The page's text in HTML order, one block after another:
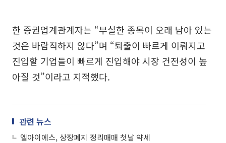
한 증권업계관계자는 “부실한 종목이 오래 남아 있는
것은 바람직하지 않다”며 “퇴출이 빠르게 이뤄지고
진입할 기업들이 빠르게 진입해야 시장 건전성이 높
아질 것”이라고 지적했다.
관련 뉴스
엘아이에스, 상장폐지 정리매매 첫날 약세